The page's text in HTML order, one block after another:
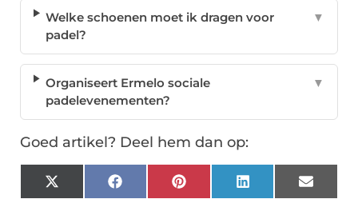
Welke schoenen moet ik dragen voor
padel?
▼
Organiseert Ermelo sociale
padelevenementen?
▼
Goed artikel? Deel hem dan op:
X
(Twitter)
FacebookPinterest LinkedIn Email